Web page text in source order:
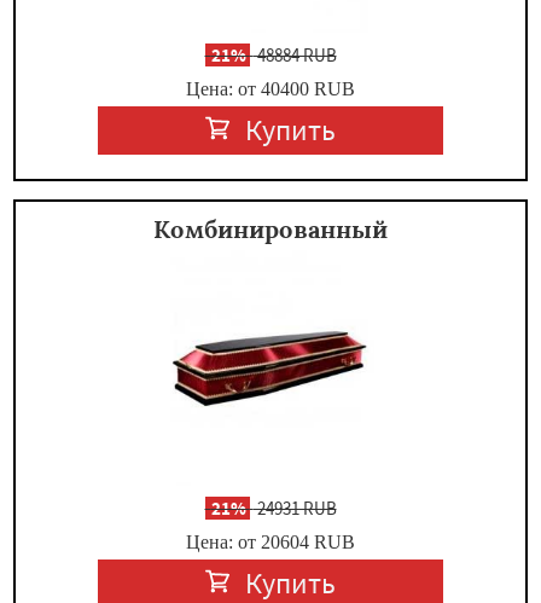
-21%48884 RUB
Цена: от 40400 RUB
Купить
Комбинированный
-21%24931 RUB
Цена: от 20604 RUB
Купить